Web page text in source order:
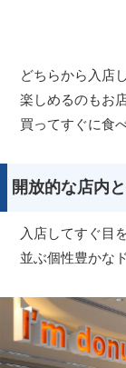
どちらから入店
楽しめるのもお
買ってすぐに食
開放的な店内
入店してすぐ目
並ぶ個性豊かな